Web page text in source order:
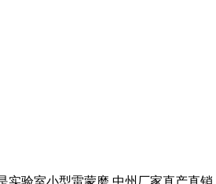
验室小型雷蒙磨 中州厂家直产直销